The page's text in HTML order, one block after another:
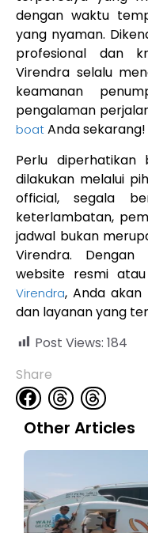
dengan waktu
yang nyaman.
profesional dan
Virendra selalu
keamanan
pengalaman
boatAnda sekarang!
Perlu diperhatikan
dilakukan melalui
official, segala
keterlambatan,
jadwal bukan
Virendra. Dengan
website resmi
Virendra, Anda
dan layanan yang
Post Views: 184
Share
Other Articles